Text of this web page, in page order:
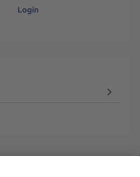
Login